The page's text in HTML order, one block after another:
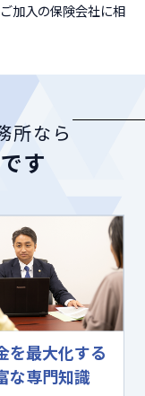
加入の保険会社に相
所なら
す
を最大化する
な専門知識